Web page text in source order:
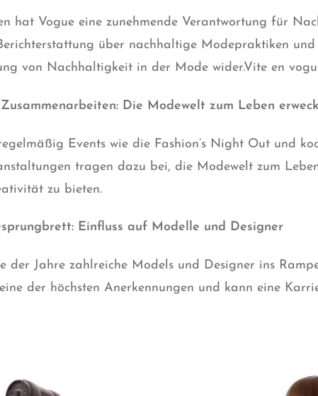
hat Vogue eine zunehmende Verantwortung für
über nachhaltige Modepraktiken
von Nachhaltigkeit in der Mode wider.Vite en
Die Modewelt zum Leben
Events wie die Fashion’s Night Out und
tragen dazu bei, die Modewelt zum
zu bieten.
Einfluss auf Modelle und Designer
der Jahre zahlreiche Models und Designer ins
der höchsten Anerkennungen und kann eine